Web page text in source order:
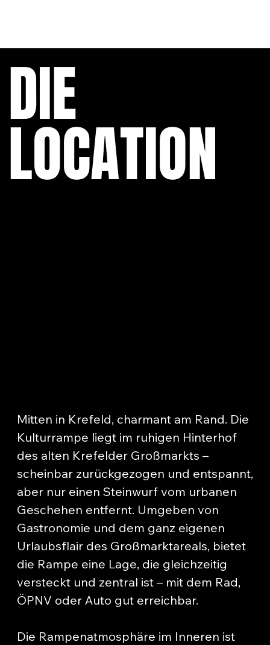
DIE
LOCATION
Mitten in Krefeld, charmant am Rand. Die
Kulturrampe liegt im ruhigen Hinterhof
des alten Krefelder Großmarkts –
scheinbar zurückgezogen und entspannt,
aber nur einen Steinwurf vom urbanen
Geschehen entfernt. Umgeben von
Gastronomie und dem ganz eigenen
Urlaubsflair des Großmarktareals, bietet
die Rampe eine Lage, die gleichzeitig
versteckt und zentral ist – mit dem Rad,
ÖPNV oder Auto gut erreichbar.
Die Rampenatmosphäre im Inneren ist